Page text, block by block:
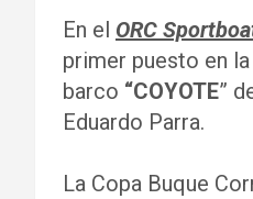
En el ORC
primer puesto en
barco “COYOTE”
Eduardo Parra.
La Copa Buque